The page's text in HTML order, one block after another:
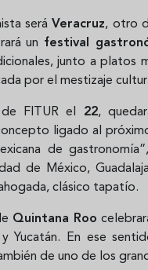
seráVeracruz, otro
un festival
junto a platos
por el mestizaje
FITUR el 22,
ligado al
de
de México,
clásico tapatío.
Quintana Roo
Yucatán. En ese
de uno de los